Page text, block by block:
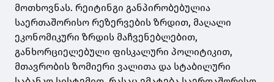
მოთხოვნას. რეიტინგი განპირობებულია
საერთაშორისო რეზერვების ზრდით, მაღალი
ეკონომიკური ზრდის მაჩვენებლებით,
განხორციელებული ფისკალური პოლიტიკით,
მთავრობის ზომიერი ვალითა და სტაბილური